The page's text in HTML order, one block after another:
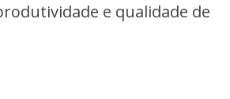
e qualidade de